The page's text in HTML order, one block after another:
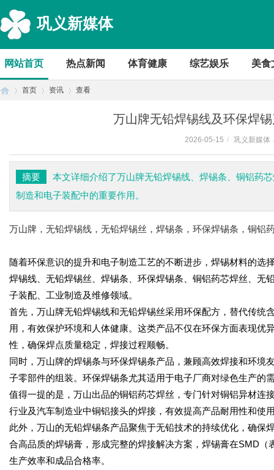
巩义新媒体
网站首页 热点新闻 体育健康 综艺娱乐 美食
首页 资讯 查看
万山牌无铅焊锡线及环保焊
2026-05-15 / 巩义新媒体
摘要
本文详细介绍了万山牌无铅焊锡线、焊锡条、铜铝药
制造和电子装配中的重要作用。
万山牌，无铅焊锡线，无铅焊锡丝，焊锡条，环保焊锡条，铜铝
随着环保意识的提升和电子制造工艺的不断进步，焊锡材料的
焊锡线、无铅焊锡丝、焊锡条、环保焊锡条、铜铝药芯焊丝、无
子装配、工业制造及维修领域。
首先，万山牌无铅焊锡线和无铅焊锡丝采用环保配方，替代传统
用，有效保护环境和人体健康。这类产品不仅在环保方面表现
性，确保焊点质量稳定，焊接过程顺畅。
同时，万山牌的焊锡条与环保焊锡条产品，兼顾高效焊接和环境
子零部件的组装。环保焊锡条尤其适用于电子厂商对绿色生产的
值得一提的是，万山出品的铜铝药芯焊丝 ，专门针对铜铝异材连
行业及汽车制造业中铜铝接头的焊接，有效提高产品耐用性和使
此外，万山的无铅焊锡条产品聚焦于无铅技术的持续优化，确保
合高品质的焊锡膏，形成完整的焊接解决方案，焊锡膏在SMD
生产效率和成品合格率。